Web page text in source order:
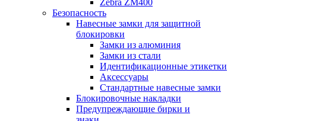
Zebra ZM400
Безопасность
Навесные замки для защитной
блокировки
Замки из алюминия
Замки из стали
Идентификационные этикетки
Аксессуары
Стандартные навесные замки
Блокировочные накладки
Предупреждающие бирки и